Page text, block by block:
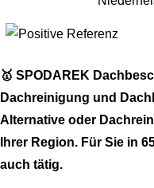
🥇 SPODAREK
Dachreinigung und
Alternative oder
Ihrer Region. Für Sie in
auch tätig.